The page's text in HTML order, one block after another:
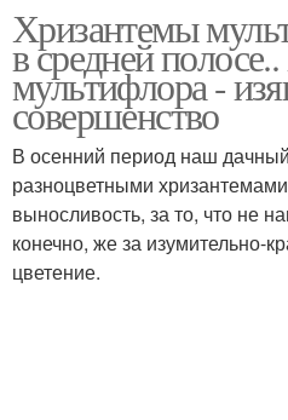
Роскошные хризантемы
Хризантемы
в средней
мультифлора -
совершенство
В осенний период наш дачный
разноцветными
выносливость, за то, что не
конечно, же за изумительно-
цветение.